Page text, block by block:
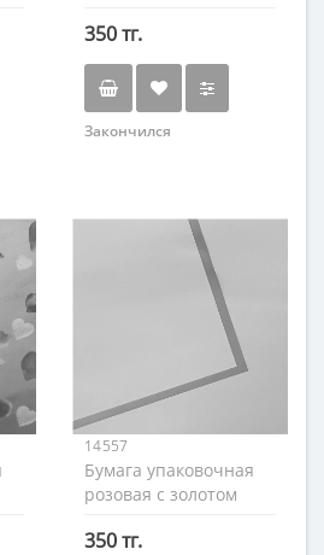
350 тг.
Закончился
14557
Бумага упаковочная
розовая с золотом
350 тг.